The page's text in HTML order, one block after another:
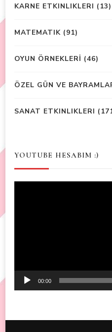
KARNE ETKINLIKLERI (13)
MATEMATIK (91)
OYUN ÖRNEKLERİ (46)
ÖZEL GÜN VE
SANAT ETKINLIKLERI
YOUTUBE HESABIM :)
00:00